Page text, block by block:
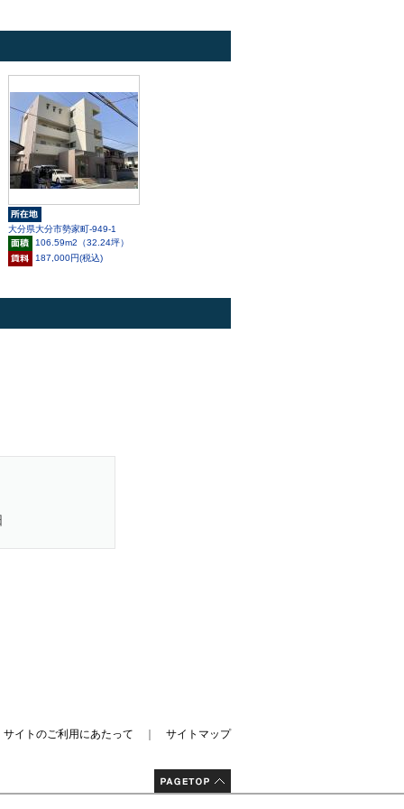
大分県大分市勢家町-949-1
106.59m2 （32.24坪）
187,000円(税込)
サイトのご利用にあたって サイトマップ